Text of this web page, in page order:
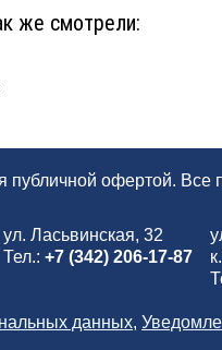
же смотрели:
публичной офертой.
ул. Ласьвинская, 32
Тел.: +7 (342) 206-17-87
данных,